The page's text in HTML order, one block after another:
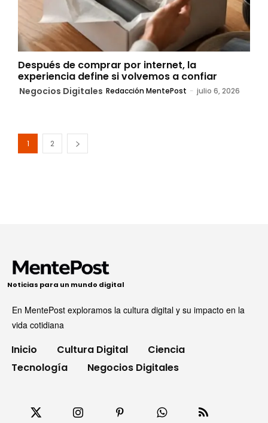
Después de comprar por internet, la
experiencia define si volvemos a confiar
Negocios Digitales Redacción MentePost - julio 6, 2026
1 2
Noticias para un mundo digital
En MentePost exploramos la cultura digital y su impacto en la
vida cotidiana
Inicio Cultura Digital
Ciencia
Tecnología
Negocios Digitales